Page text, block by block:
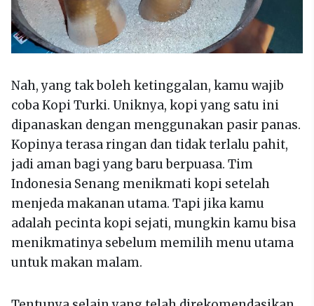
Nah, yang tak boleh ketinggalan, kamu wajib
coba Kopi Turki. Uniknya, kopi yang satu ini
dipanaskan dengan menggunakan pasir panas.
Kopinya terasa ringan dan tidak terlalu pahit,
jadi aman bagi yang baru berpuasa. Tim
Indonesia Senang menikmati kopi setelah
menjeda makanan utama. Tapi jika kamu
adalah pecinta kopi sejati, mungkin kamu bisa
menikmatinya sebelum memilih menu utama
untuk makan malam.